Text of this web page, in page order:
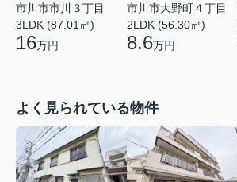
市川市市川３丁目
3LDK (87.01㎡)
16万円
市川市大野町４丁目
2LDK (56.30㎡)
8.6万円
よく見られている物件